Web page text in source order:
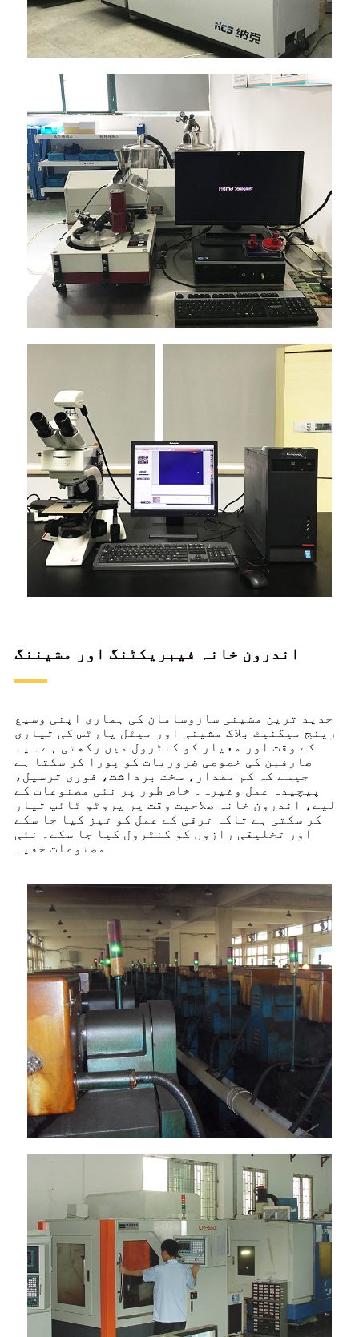
اندرون خانہ فیبریکٹنگ اور مشیننگ
جدید ترین مشینی سازوسامان کی ہماری اپنی وسیع
رینج میگنیٹ بلاک مشینی اور میٹل پارٹس کی تیاری
کے وقت اور معیار کو کنٹرول میں رکھتی ہے۔ یہ
صارفین کی خصوصی ضروریات کو پورا کر سکتا ہے
جیسے کہ کم مقدار، سخت برداشت، فوری ترسیل،
پیچیدہ عمل وغیرہ۔ خاص طور پر نئی مصنوعات کے
لیے، اندرون خانہ صلاحیت وقت پر پروٹو ٹائپ تیار
کر سکتی ہے تاکہ ترقی کے عمل کو تیز کیا جا سکے
اور تخلیقی رازوں کو کنٹرول کیا جا سکے۔ نئی
مصنوعات خفیہ